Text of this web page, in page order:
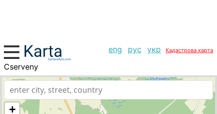
eng рус укр Кадастрова карта
Cserveny
+